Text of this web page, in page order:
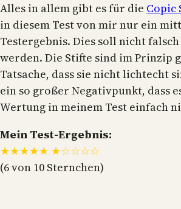
Alles in allem gibt es für die Copic
in diesem Test von mir nur ein
Testergebnis. Dies soll nicht
werden. Die Stifte sind im Prinzip
Tatsache, dass sie nicht lichtecht
ein so großer Negativpunkt, dass
Wertung in meinem Test einfach
Mein Test-Ergebnis:
★★★★★ ★☆☆☆☆
(6 von 10 Sternchen)